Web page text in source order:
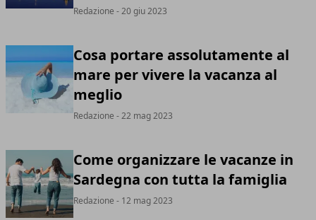
Redazione - 20 giu 2023
Cosa portare assolutamente al
mare per vivere la vacanza al
meglio
Redazione - 22 mag 2023
Come organizzare le vacanze in
Sardegna con tutta la famiglia
Redazione - 12 mag 2023